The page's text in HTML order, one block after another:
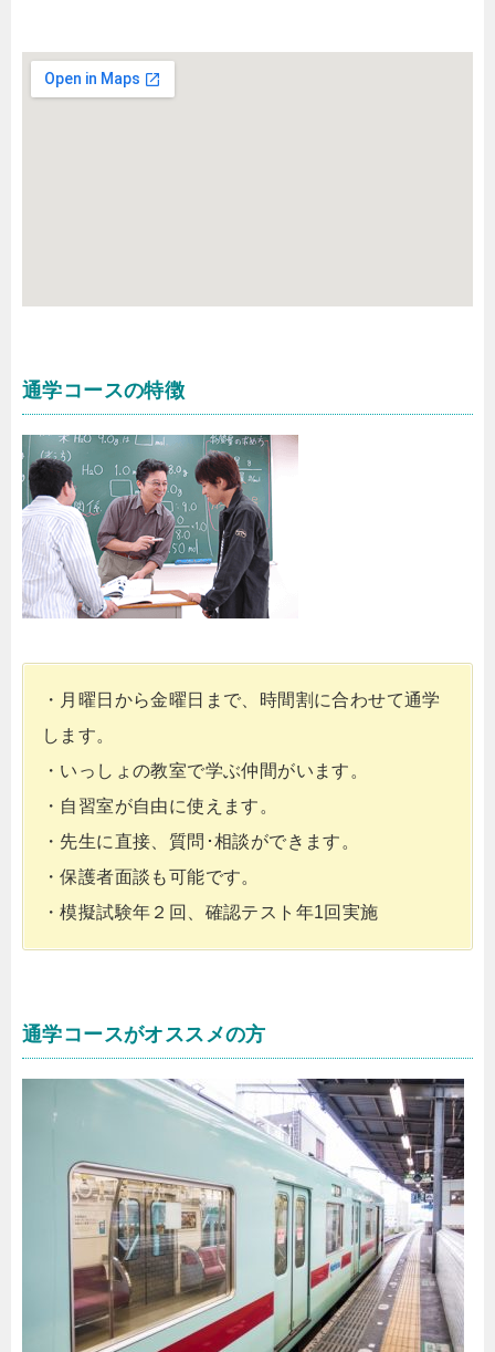
通学コースの特徴
・月曜日から金曜日まで、時間割に合わせて通学
します。
・いっしょの教室で学ぶ仲間がいます。
・自習室が自由に使えます。
・先生に直接、質問･相談ができます。
・保護者面談も可能です。
・模擬試験年２回、確認テスト年1回実施
通学コースがオススメの方